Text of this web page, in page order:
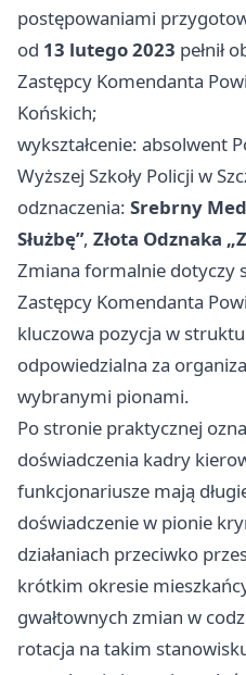
postępowaniami
od 13 lutego 2023 pełnił
Zastępcy Komendanta
Końskich;
wykształcenie: absolwent
Wyższej Szkoły Policji w
odznaczenia: Srebrny
Służbę”, Złota Odznaka
Zmiana formalnie dotyczy
Zastępcy Komendanta
kluczowa pozycja w
odpowiedzialna za
wybranymi pionami.
Po stronie praktycznej
doświadczenia kadry
funkcjonariusze mają
doświadczenie w pionie
działaniach przeciwko
krótkim okresie
gwałtownych zmian w
rotacja na takim